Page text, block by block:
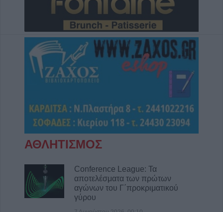
ΑΘΛΗΤΙΣΜΟΣ
Conference League: Τα
αποτελέσματα των πρώτων
αγώνων του Γ΄προκριματικού
γύρου